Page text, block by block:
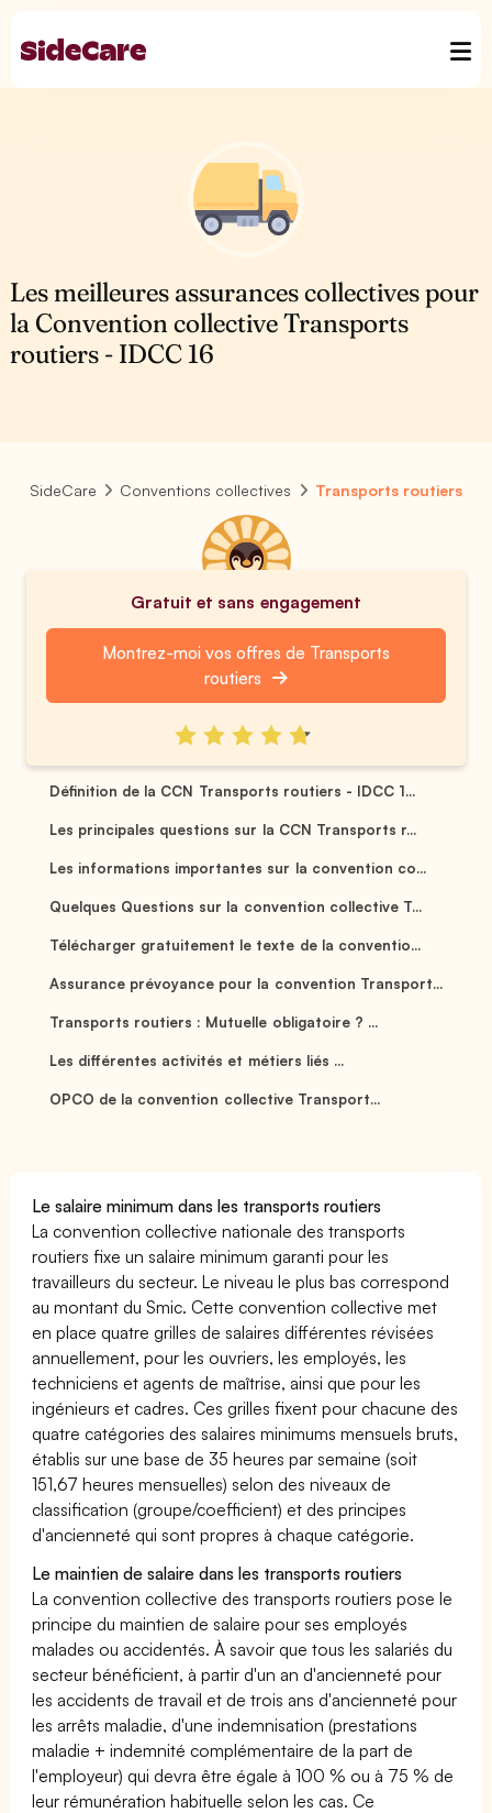
Les meilleures assurances collectives pour
la Convention collective Transports
routiers - IDCC 16
SideCare Conventions collectives Transports routiers
Gratuit et sans engagement
Montrez-moi vos offres de Transports
routiers
Définition de la CCN Transports routiers - IDCC 1...
Les principales questions sur la CCN Transports r...
Les informations importantes sur la convention co...
Quelques Questions sur la convention collective T...
Télécharger gratuitement le texte de la conventio...
Assurance prévoyance pour la convention Transport...
Transports routiers : Mutuelle obligatoire ? ...
Les différentes activités et métiers liés ...
OPCO de la convention collective Transport...
Le salaire minimum dans les transports routiers
La convention collective nationale des transports
routiers fixe un salaire minimum garanti pour les
travailleurs du secteur. Le niveau le plus bas correspond
au montant du Smic. Cette convention collective met
en place quatre grilles de salaires différentes révisées
annuellement, pour les ouvriers, les employés, les
techniciens et agents de maîtrise, ainsi que pour les
ingénieurs et cadres. Ces grilles fixent pour chacune des
quatre catégories des salaires minimums mensuels bruts,
établis sur une base de 35 heures par semaine (soit
151,67 heures mensuelles) selon des niveaux de
classification (groupe/coefficient) et des principes
d'ancienneté qui sont propres à chaque catégorie.
Le maintien de salaire dans les transports routiers
La convention collective des transports routiers pose le
principe du maintien de salaire pour ses employés
malades ou accidentés. À savoir que tous les salariés du
secteur bénéficient, à partir d'un an d'ancienneté pour
les accidents de travail et de trois ans d'ancienneté pour
les arrêts maladie, d'une indemnisation (prestations
maladie + indemnité complémentaire de la part de
l'employeur) qui devra être égale à 100 % ou à 75 % de
leur rémunération habituelle selon les cas. Ce